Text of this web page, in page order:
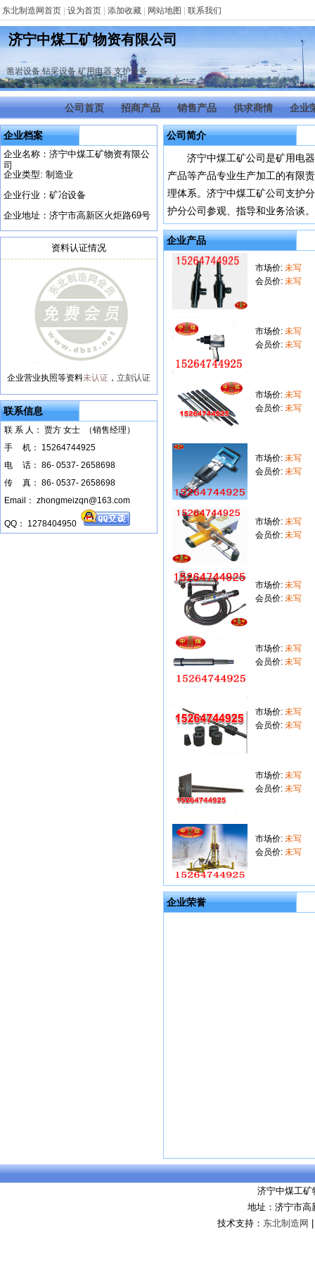
东北制造网首页 设为首页 添加收藏 网站地图 联系我们
济宁中煤工矿物资有限公司
凿岩设备,钻采设备,矿用电器,支护设备
公司首页 招商产品 销售产品 供求商情 企业
企业档案
企业名称：济宁中煤工矿物资有限公
司
企业类型: 制造业
企业行业：矿冶设备
企业地址：济宁市高新区火炬路69号
资料认证情况
企业营业执照等资料未认证 ， 立刻认证
联系信息
联 系 人： 贾方 女士 （销售经理）
手
机： 15264744925
电
话： 86- 0537- 2658698
传
真： 86- 0537- 2658698
Email： zhongmeizqn@163.com
QQ： 1278404950
公司简介
济宁中煤工矿公司是矿用电
产品等产品专业生产加工的有限
理体系。济宁中煤工矿公司支护
护分公司参观、指导和业务洽谈
企业产品
市场价: 未写
会员价: 未写
市场价: 未写
会员价: 未写
市场价: 未写
会员价: 未写
市场价: 未写
会员价: 未写
市场价: 未写
会员价: 未写
市场价: 未写
会员价: 未写
市场价: 未写
会员价: 未写
市场价: 未写
会员价: 未写
市场价: 未写
会员价: 未写
市场价: 未写
会员价: 未写
企业荣誉
济宁中煤工矿
地址：济宁市高
技术支持： 东北制造网